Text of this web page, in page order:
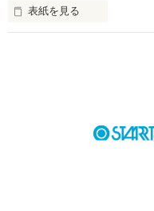
表紙を見る
また出会える保証もない